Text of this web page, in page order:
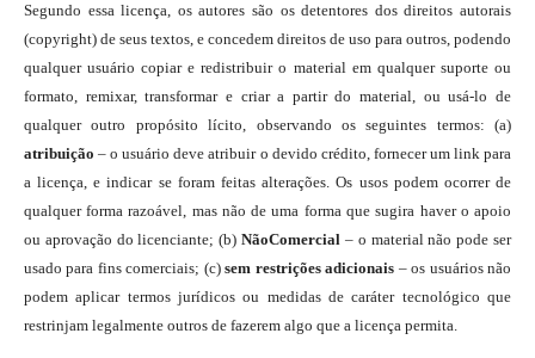
Segundo essa licença, os autores são os detentores dos direitos autorais
(copyright) de seus textos, e concedem direitos de uso para outros, podendo
qualquer usuário copiar e redistribuir o material em qualquer suporte ou
formato, remixar, transformar e criar a partir do material, ou usá-lo de
qualquer outro propósito lícito, observando os seguintes termos: (a)
atribuição – o usuário deve atribuir o devido crédito, fornecer um link para
a licença, e indicar se foram feitas alterações. Os usos podem ocorrer de
qualquer forma razoável, mas não de uma forma que sugira haver o apoio
ou aprovação do licenciante; (b)NãoComercial – o material não pode ser
usado para fins comerciais; (c)sem restrições adicionais – os usuários não
podem aplicar termos jurídicos ou medidas de caráter tecnológico que
restrinjam legalmente outros de fazerem algo que a licença permita.